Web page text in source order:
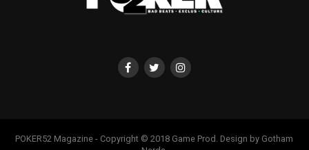
POKER52 Magazine - Copyright © 2018 Game Prod. Design by Gotham